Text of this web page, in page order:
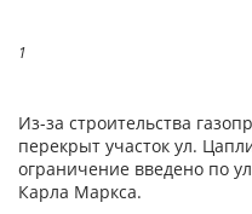
1
Из-за строительства
перекрыт участок ул.
ограничение введено по
Карла Маркса.